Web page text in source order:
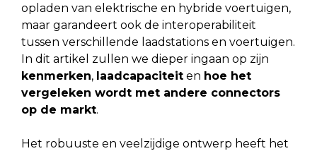
opladen van elektrische en hybride voertuigen,
maar garandeert ook de interoperabiliteit
tussen verschillende laadstations en voertuigen.
In dit artikel zullen we dieper ingaan op zijn
kenmerken, laadcapaciteit en hoe het
vergeleken wordt met andere connectors
op de markt.
Het robuuste en veelzijdige ontwerp heeft het